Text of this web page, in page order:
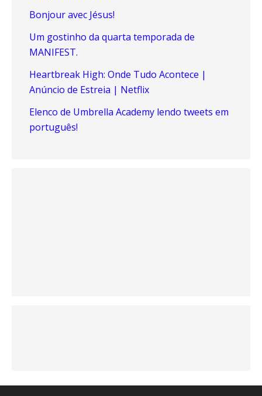
Bonjour avec Jésus!
Um gostinho da quarta temporada de
MANIFEST.
Heartbreak High: Onde Tudo Acontece |
Anúncio de Estreia | Netflix
Elenco de Umbrella Academy lendo tweets em
português!